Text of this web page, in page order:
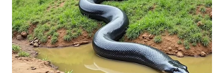
SURABAYA
WN
NATUNA
WN